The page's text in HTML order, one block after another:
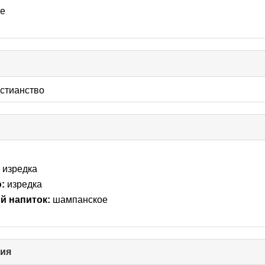
изредка
изредка
напиток: шампанское